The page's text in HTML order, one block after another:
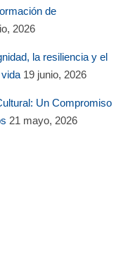
de
2026
la resiliencia y el
19 junio, 2026
Un Compromiso
21 mayo, 2026